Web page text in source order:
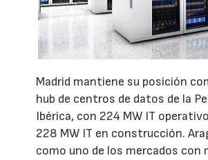
Madrid mantiene su posición
hub de centros de datos de la
Ibérica, con 224 MW IT
228 MW IT en construcción.
como uno de los mercados con